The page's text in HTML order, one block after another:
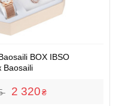
BOX IBSO
Baosaili
2 320₴